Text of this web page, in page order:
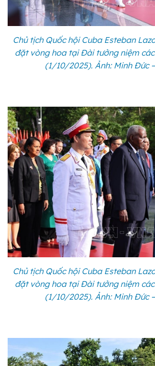
Chủ tịch Quốc hội Cuba Esteban
đặt vòng hoa tại Đài tưởng niệm
(1/10/2025). Ảnh: Minh Đức
Chủ tịch Quốc hội Cuba Esteban
đặt vòng hoa tại Đài tưởng niệm
(1/10/2025). Ảnh: Minh Đức